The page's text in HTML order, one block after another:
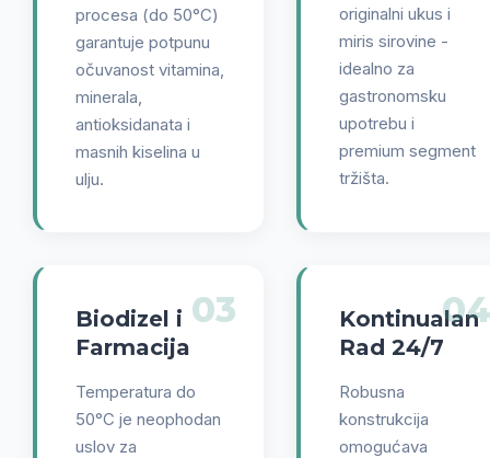
procesa (do 50°C)
garantuje potpunu
očuvanost vitamina,
minerala,
antioksidanata i
masnih kiselina u
ulju.
originalni ukus i
miris sirovine -
idealno za
gastronomsku
upotrebu i
premium segment
tržišta.
03
Biodizel i
Farmacija
Temperatura do
50°C je neophodan
uslov za
04
Kontinualan
Rad 24/7
Robusna
konstrukcija
omogućava